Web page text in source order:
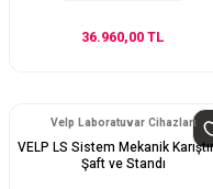
36.960,00 TL
Velp Laboratuvar Cihazları
VELP LS Sistem Mekanik
Şaft ve Standı